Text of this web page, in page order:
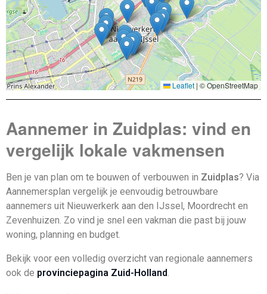
Leaflet | © OpenStreetMap
Aannemer in Zuidplas: vind en
vergelijk lokale vakmensen
Ben je van plan om te bouwen of verbouwen in Zuidplas? Via
Aannemersplan vergelijk je eenvoudig betrouwbare
aannemers uit Nieuwerkerk aan den IJssel, Moordrecht en
Zevenhuizen. Zo vind je snel een vakman die past bij jouw
woning, planning en budget.
Bekijk voor een volledig overzicht van regionale aannemers
ook de provinciepagina Zuid-Holland.